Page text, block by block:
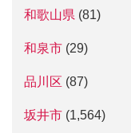
和歌山県 (81)
和泉市 (29)
品川区 (87)
坂井市 (1,564)